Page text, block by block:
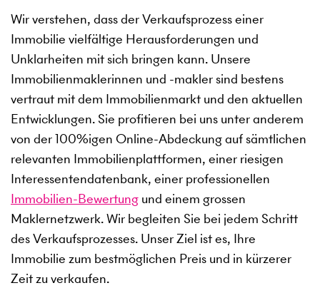
Wir verstehen, dass der Verkaufsprozess einer
Immobilie vielfältige Herausforderungen und
Unklarheiten mit sich bringen kann. Unsere
Immobilienmaklerinnen und -makler sind bestens
vertraut mit dem Immobilienmarkt und den aktuellen
Entwicklungen. Sie profitieren bei uns unter anderem
von der 100%igen Online-Abdeckung auf sämtlichen
relevanten Immobilienplattformen, einer riesigen
Interessentendatenbank, einer professionellen
Immobilien-Bewertung und einem grossen
Maklernetzwerk. Wir begleiten Sie bei jedem Schritt
des Verkaufsprozesses. Unser Ziel ist es, Ihre
Immobilie zum bestmöglichen Preis und in kürzerer
Zeit zu verkaufen.